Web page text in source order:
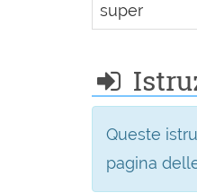
super
Queste
pagina